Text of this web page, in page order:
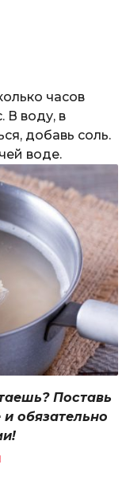
часов
В воду, в
добавь соль.
воде.
Поставь
обязательно